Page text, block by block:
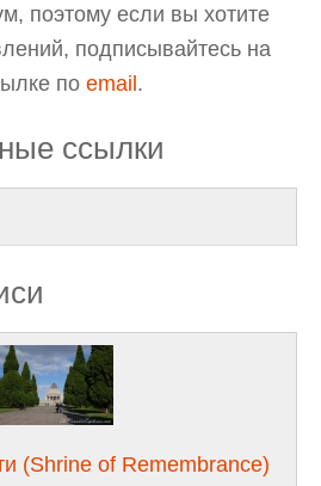
поэтому если вы хотите
подписывайтесь на
по email.
ссылки
(Shrine of Remembrance)